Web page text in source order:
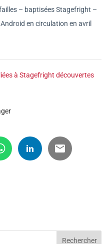
– baptisées Stagefright –
en circulation en avril
à Stagefright découvertes